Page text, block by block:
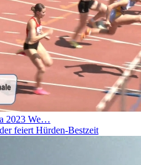
2023 We…
feiert Hürden-Bestzeit